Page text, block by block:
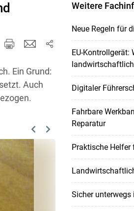
Ein Grund:
Auch
Previous
Next
Weitere
Neue Regeln für
EU-Kontrollgerät:
Digitaler
Fahrbare
Reparatur
Praktische
Sicher unterwegs